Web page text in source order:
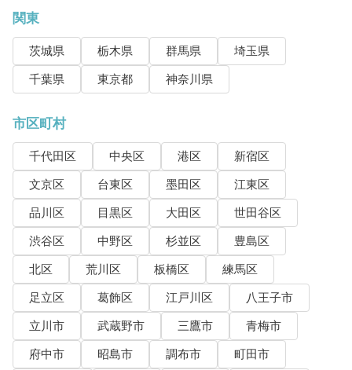
関東
茨城県 栃木県 群馬県
埼玉県
千葉県
東京都 神奈川県
市区町村
千代田区 中央区 港区
新宿区
文京区
台東区 墨田区
江東区
品川区
目黒区 大田区
世田谷区
渋谷区
中野区 杉並区
豊島区
北区
荒川区 板橋区
練馬区
足立区
葛飾区 江戸川区
八王子市
立川市
武蔵野市 三鷹市
青梅市
府中市
昭島市 調布市
町田市